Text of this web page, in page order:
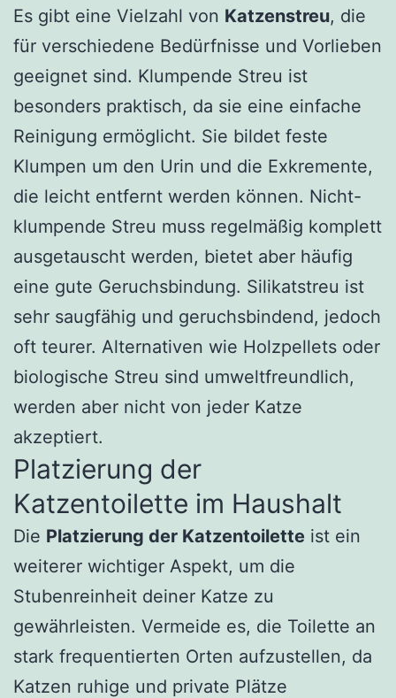
Es gibt eine Vielzahl von Katzenstreu, die
für verschiedene Bedürfnisse und Vorlieben
geeignet sind. Klumpende Streu ist
besonders praktisch, da sie eine einfache
Reinigung ermöglicht. Sie bildet feste
Klumpen um den Urin und die Exkremente,
die leicht entfernt werden können. Nicht-
klumpende Streu muss regelmäßig komplett
ausgetauscht werden, bietet aber häufig
eine gute Geruchsbindung. Silikatstreu ist
sehr saugfähig und geruchsbindend, jedoch
oft teurer. Alternativen wie Holzpellets oder
biologische Streu sind umweltfreundlich,
werden aber nicht von jeder Katze
akzeptiert.
Platzierung der
Katzentoilette im Haushalt
Die Platzierung der Katzentoilette ist ein
weiterer wichtiger Aspekt, um die
Stubenreinheit deiner Katze zu
gewährleisten. Vermeide es, die Toilette an
stark frequentierten Orten aufzustellen, da
Katzen ruhige und private Plätze